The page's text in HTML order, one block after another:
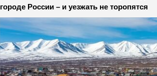
городе России – и уезжать не торопятся